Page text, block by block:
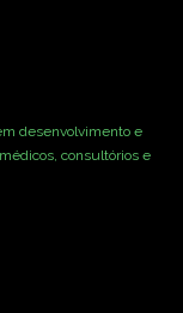
desenvolvimento e
consultórios e